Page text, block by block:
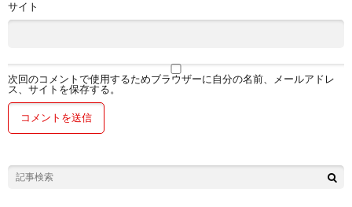
サイト
次回のコメントで使用するためブラウザーに自分の名前、メールアドレ
ス、サイトを保存する。